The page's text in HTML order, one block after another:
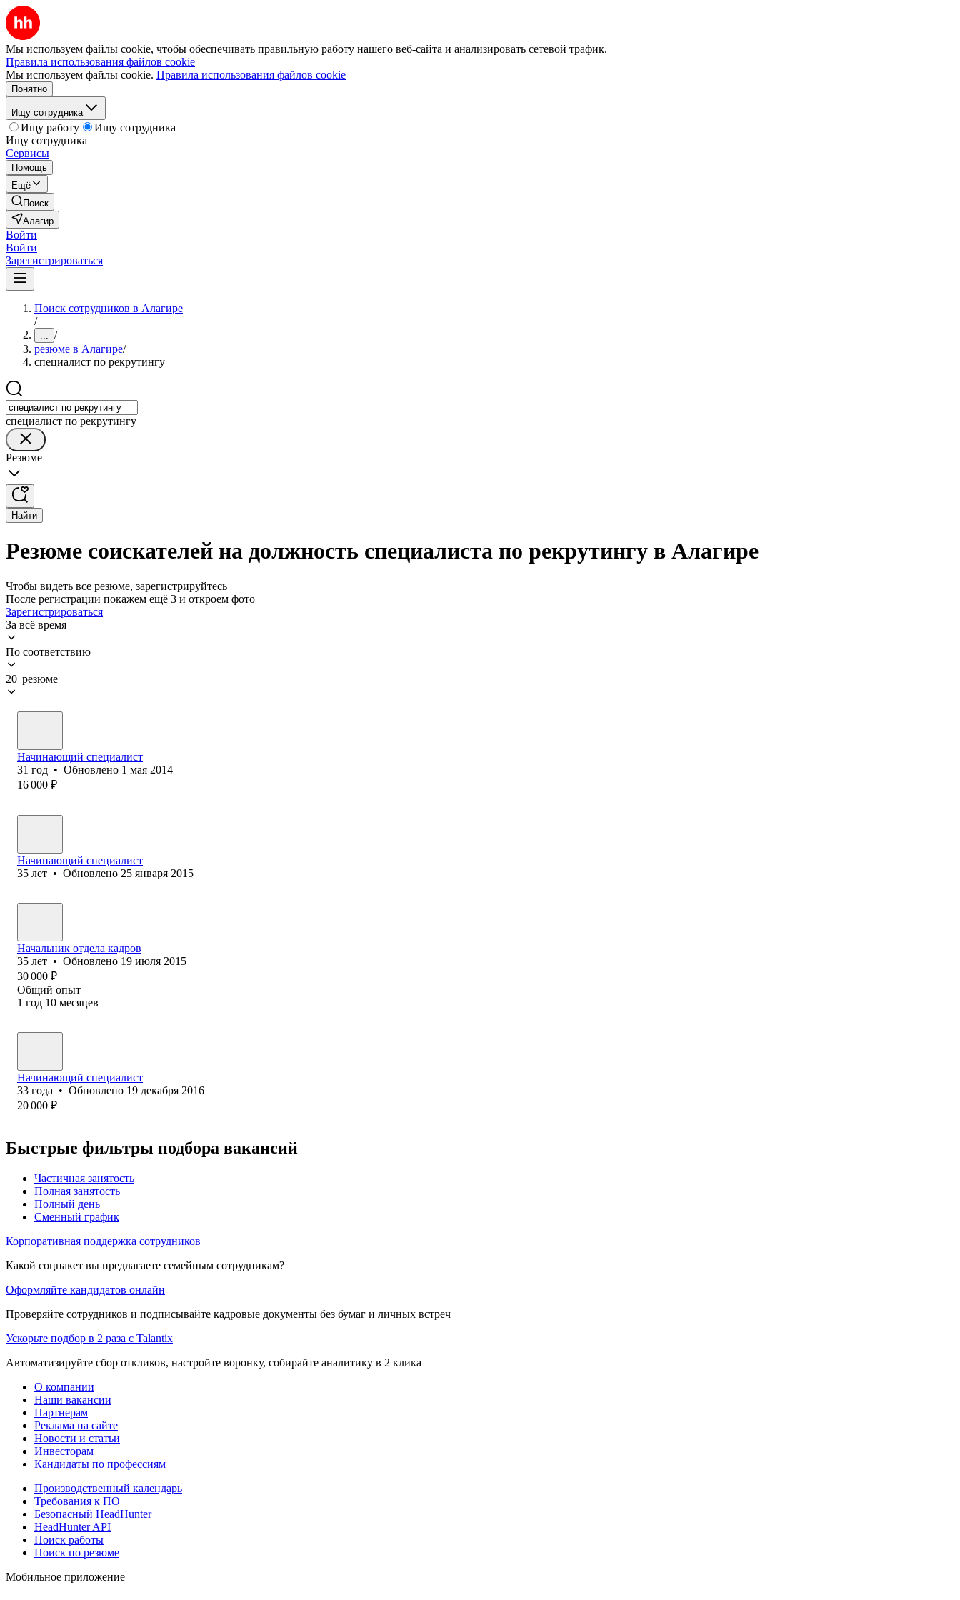
Мы используем файлы cookie, чтобы обеспечивать правильную работу нашего веб-сайта и анализировать сетевой трафик.
Правила использования файлов cookie
Мы используем файлы cookie. Правила использования файлов cookie
Понятно
Ищу сотрудника
Ищу работу
Ищу сотрудника
Ищу сотрудника
Сервисы
Помощь
Ещё
Поиск
Алагир
Войти
Войти
Зарегистрироваться
Поиск сотрудников в Алагире
/
... /
резюме в Алагире/
специалист по рекрутингу
специалист по рекрутингу
Резюме
Найти
Резюме соискателей на должность специалиста по рекрутингу в Алагире
Чтобы видеть все резюме, зарегистрируйтесь
После регистрации покажем ещё 3 и откроем фото
Зарегистрироваться
За всё время
По соответствию
20 резюме
Начинающий специалист
31 год • Обновлено 1 мая 2014
16 000 ₽
Начинающий специалист
35 лет • Обновлено 25 января 2015
Начальник отдела кадров
35 лет • Обновлено 19 июля 2015
30 000 ₽
Общий опыт
1 год 10 месяцев
Начинающий специалист
33 года • Обновлено 19 декабря 2016
20 000 ₽
Быстрые фильтры подбора вакансий
Частичная занятость
Полная занятость
Полный день
Сменный график
Корпоративная поддержка сотрудников
Какой соцпакет вы предлагаете семейным сотрудникам?
Оформляйте кандидатов онлайн
Проверяйте сотрудников и подписывайте кадровые документы без бумаг и личных встреч
Ускорьте подбор в 2 раза с Talantix
Автоматизируйте сбор откликов, настройте воронку, собирайте аналитику в 2 клика
О компании
Наши вакансии
Партнерам
Реклама на сайте
Новости и статьи
Инвесторам
Кандидаты по профессиям
Производственный календарь
Требования к ПО
Безопасный HeadHunter
HeadHunter API
Поиск работы
Поиск по резюме
Мобильное приложение